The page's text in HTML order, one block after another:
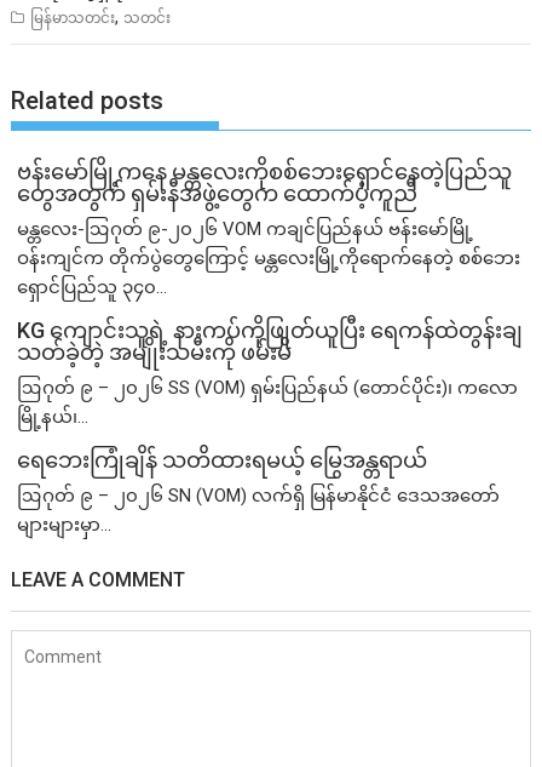
မြန်မာသတင်း, သတင်း
Related posts
ဗန်းမော်မြို့ကနေ မန္တလေးကိုစစ်ဘေးရှောင်နေတဲ့ပြည်သူ
တွေအတွက် ရှမ်းနီအဖွဲ့တွေက ထောက်ပံ့ကူညီ
မန္တလေး-ဩဂုတ် ၉-၂၀၂၆ VOM ကချင်ပြည်နယ် ဗန်းမော်မြို့
ဝန်းကျင်က တိုက်ပွဲတွေကြောင့် မန္တလေးမြို့ကိုရောက်နေတဲ့ စစ်ဘေး
ရှောင်ပြည်သူ ၃၄၀...
KG ကျောင်းသူရဲ့ နားကပ်ကိုဖြုတ်ယူပြီး ရေကန်ထဲတွန်းချ
သတ်ခဲ့တဲ့ အမျိုးသမီးကို ဖမ်းမိ
ဩဂုတ် ၉ – ၂၀၂၆ SS (VOM) ရှမ်းပြည်နယ် (တောင်ပိုင်း)၊ ကလော
မြို့နယ်၊...
ရေဘေးကြုံချိန် သတိထားရမယ့် မြွေအန္တရာယ်
ဩဂုတ် ၉ – ၂၀၂၆ SN (VOM) လက်ရှိ မြန်မာနိုင်ငံ ဒေသအတော်
များများမှာ...
LEAVE A COMMENT